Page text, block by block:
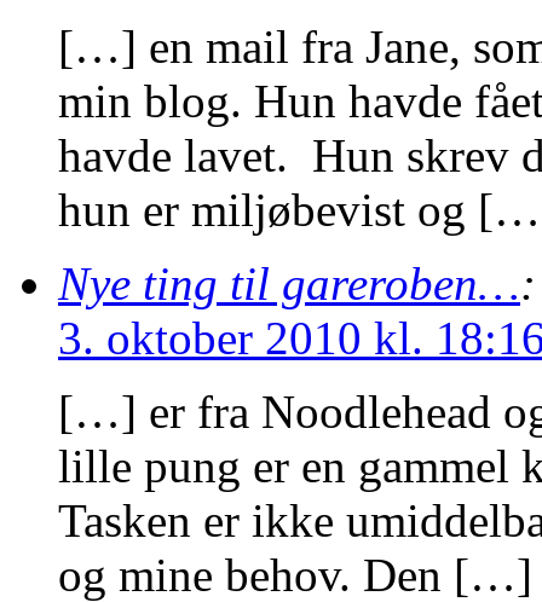
[…] en mail fra Jane,
min blog. Hun havde
havde lavet. Hun skrev
hun er miljøbevist og
Nye ting til gareroben…:
3. oktober 2010 kl.
[…] er fra Noodlehead
lille pung er en gammel
Tasken er ikke
og mine behov. Den […]